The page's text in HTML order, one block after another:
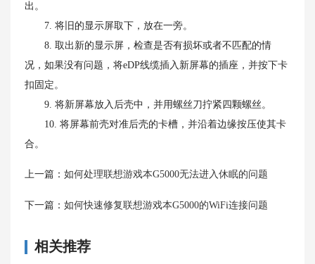
出。
7. 将旧的显示屏取下，放在一旁。
8. 取出新的显示屏，检查是否有损坏或者不匹配的情
况，如果没有问题，将eDP线缆插入新屏幕的插座，并按下卡
扣固定。
9. 将新屏幕放入后壳中，并用螺丝刀拧紧四颗螺丝。
10. 将屏幕前壳对准后壳的卡槽，并沿着边缘按压使其卡
合。
上一篇： 如何处理联想游戏本G5000无法进入休眠的问题
下一篇： 如何快速修复联想游戏本G5000的WiFi连接问题
相关推荐